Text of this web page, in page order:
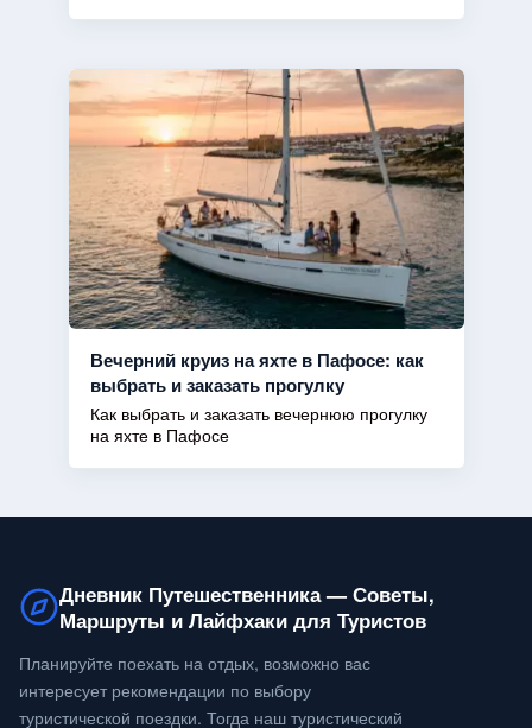
Вечерний круиз на яхте в Пафосе: как
выбрать и заказать прогулку
Как выбрать и заказать вечернюю прогулку
на яхте в Пафосе
Дневник Путешественника — Советы,
Маршруты и Лайфхаки для Туристов
Планируйте поехать на отдых, возможно вас
интересует рекомендации по выбору
туристической поездки. Тогда наш туристический